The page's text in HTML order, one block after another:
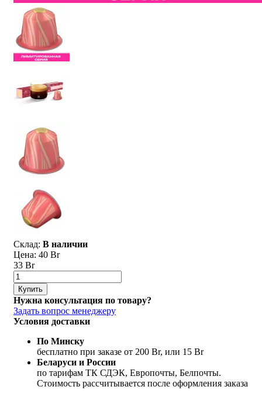
Склад: В наличии
Цена: 40 Br
33 Br
Купить
Нужна консультация по товару?
Задать вопрос менеджеру
Условия доставки
По Минску
бесплатно при заказе от 200 Br, или 15 Br
Беларуси и России
по тарифам ТК СДЭК, Европочты, Белпочты.
Стоимость рассчитывается после оформления заказа